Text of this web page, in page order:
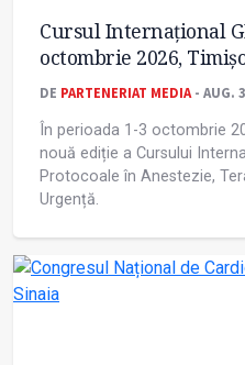
Cursul Internațional
octombrie 2026,
DE PARTENERIAT MEDIA- AUG.
În perioada 1-3 octombrie
nouă ediție a Cursului
Protocoale în Anestezie,
Urgență.